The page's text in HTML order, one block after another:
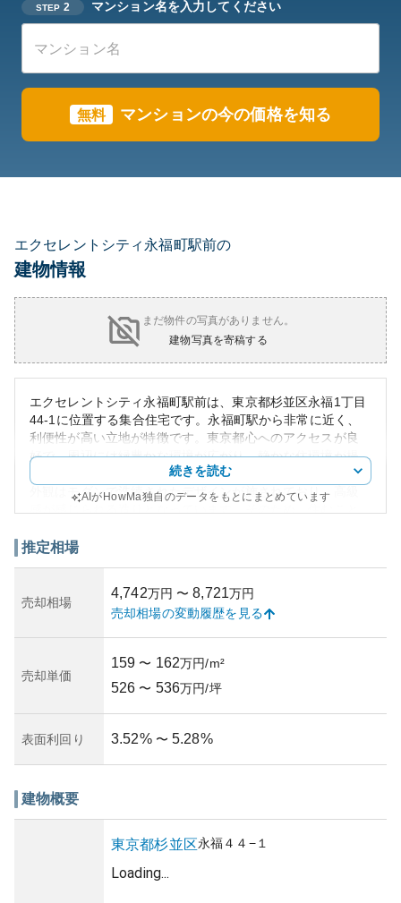
STEP 2 マンション名を入力してください
無料 マンションの今の価格を知る
エクセレントシティ永福町駅前の
建物情報
まだ物件の写真がありません。
建物写真を寄稿する
エクセレントシティ永福町駅前は、東京都杉並区永福1丁目
44-1に位置する集合住宅です。永福町駅から非常に近く、
利便性が高い立地が特徴です。東京都心へのアクセスが良
好で、周辺には緑豊かな環境が広がり、静かな住環境が提
外観はモダンで洗練されたデザインが施されており、高級
応えます。
います。周辺のマンション賃貸需要も高く、不動産投資の
観点からも魅力的な物件です。しかし、賃貸需要の変動や
災害リスク、住宅ローンなどを含め、所有に伴うリスクを
明確ではありませんが、建物の管理状況は良好と噂されて
おり、安心して暮らせるマンションです。
続きを読む
AIがHowMa独自のデータをもとにまとめています
推定相場
売却相場
4,742万円 〜 8,721万円
売却相場の変動履歴を見る
売却単価
159 〜 162万円/m²
526 〜 536万円/坪
表面利回り 3.52% 〜 5.28%
建物概要
東京都杉並区永福４４−１
Loading...